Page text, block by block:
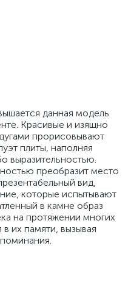
данная модель
Красивые и изящно
прорисовывают
плиты, наполняя
выразительностью.
преобразит место
вид,
которые испытывают
в камне образ
на протяжении многих
в их памяти, вызывая